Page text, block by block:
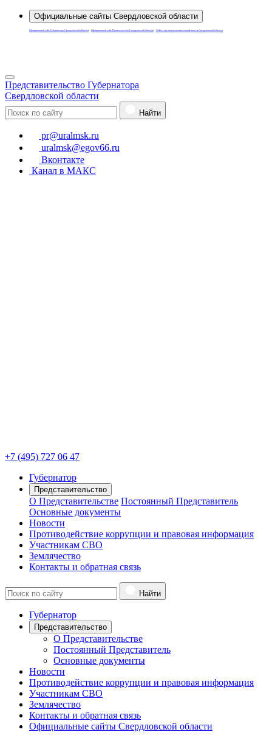
Официальные сайты Свердловской области
Официальный сайт Губернатора Свердловской области Официальный сайт Правительства Свердловской области Сайты органов исполнительной власти Свердловской области
Представительство Губернатора
Свердловской области
Найти
pr@uralmsk.ru
uralmsk@egov66.ru
Вконтакте
Канал в МАКС
+7 (495) 727 06 47
Губернатор
Представительство
О Представительстве Постоянный Представитель
Основные документы
Новости
Противодействие коррупции и правовая информация
Участникам СВО
Землячество
Контакты и обратная связь
Найти
Губернатор
Представительство
О Представительстве
Постоянный Представитель
Основные документы
Новости
Противодействие коррупции и правовая информация
Участникам СВО
Землячество
Контакты и обратная связь
Официальные сайты Свердловской области